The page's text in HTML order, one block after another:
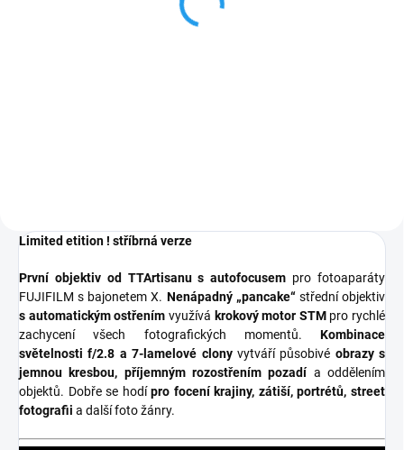
Limited etition ! stříbrná verze
První objektiv od TTArtisanu s autofocusem profotoaparáty
FUJIFILM s bajonetem X. Nenápadný „pancake“střední objektiv
s automatickým ostřením využívá krokový motor STMpro rychlé
zachycení všech fotografických momentů. Kombinace
světelnosti f/2.8 a 7-lamelové clonyvytváří působivé obrazy s
jemnou kresbou, příjemným rozostřením pozadía oddělením
objektů. Dobře se hodípro focení krajiny, zátiší, portrétů, street
fotografii a další foto žánry.